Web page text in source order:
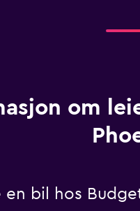
om
bil hos